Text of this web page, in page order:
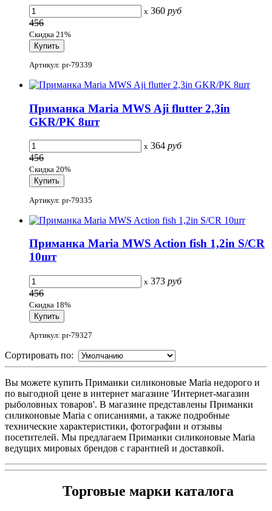
x 360 руб
456
Скидка 21%
Артикул: pr-79339
Приманка Maria MWS Aji flutter 2,3in
GKR/PK 8шт
x 364 руб
456
Скидка 20%
Артикул: pr-79335
Приманка Maria MWS Action fish 1,2in S/CR
10шт
x 373 руб
456
Скидка 18%
Артикул: pr-79327
Сортировать по:
Вы можете купить Приманки силиконовые Maria недорого и
по выгодной цене в интернет магазине 'Интернет-магазин
рыболовных товаров'. В магазине представлены Приманки
силиконовые Maria с описаниями, а также подробные
технические характеристики, фотографии и отзывы
посетителей. Мы предлагаем Приманки силиконовые Maria
ведущих мировых брендов с гарантией и доставкой.
Торговые марки каталога